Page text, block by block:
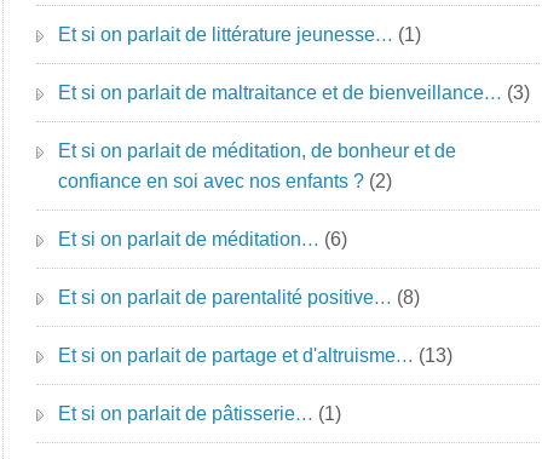
Et si on parlait de littérature jeunesse… (1)
Et si on parlait de maltraitance et de bienveillance… (3)
Et si on parlait de méditation, de bonheur et de
confiance en soi avec nos enfants ? (2)
Et si on parlait de méditation… (6)
Et si on parlait de parentalité positive… (8)
Et si on parlait de partage et d'altruisme… (13)
Et si on parlait de pâtisserie… (1)